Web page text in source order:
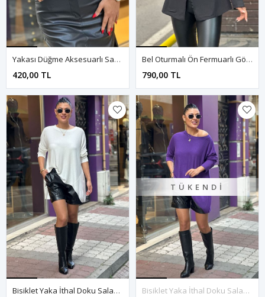
Yakası Düğme Aksesuarlı Sandy Doku Bluz-Beyaz
420,00 TL
Bel Oturmalı Ön Fermuarlı Gömlek-Siyah
790,00 TL
Bisiklet Yaka İthal Doku Salaş Triko Bluz-Beyaz
TÜKENDI
Bisiklet Yaka İthal Doku Salaş Triko Bluz-Mor